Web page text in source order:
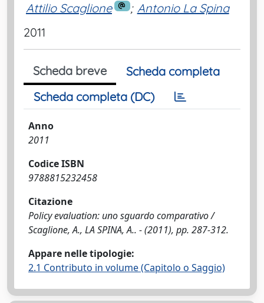
Attilio Scaglione ; Antonio La Spina
2011
Scheda breve
Scheda completa
Scheda completa (DC)
Anno
2011
Codice ISBN
9788815232458
Citazione
Policy evaluation: uno sguardo comparativo /
Scaglione, A., LA SPINA, A.. - (2011), pp. 287-312.
Appare nelle tipologie:
2.1 Contributo in volume (Capitolo o Saggio)